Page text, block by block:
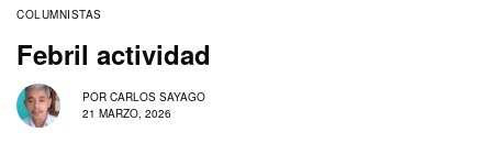
COLUMNISTAS
Febril actividad
POR CARLOS SAYAGO
21 MARZO, 2026